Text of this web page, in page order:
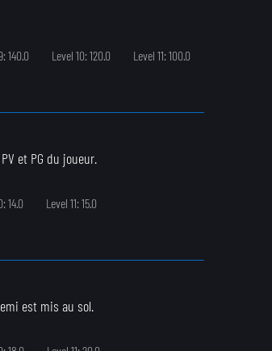
140.0 Level 10: 120.0
Level 11: 100.0
et PG du joueur.
14.0
Level 11: 15.0
est mis au sol.